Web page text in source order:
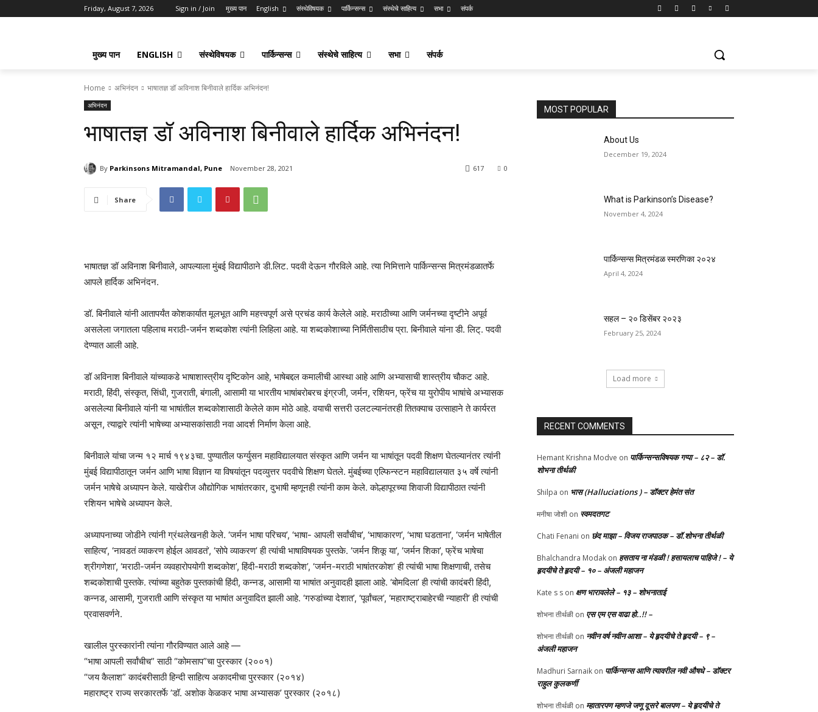
Friday, August 7, 2026 Sign in / Join मुख्य पान English संस्थेविषयक पार्किन्सन्स संस्थेचे साहित्य सभा संपर्क
मुख्य पान ENGLISH संस्थेविषयक पार्किन्सन्स संस्थेचे साहित्य सभा संपर्क
Home अभिनंदन भाषातज्ञ डॉ अविनाश बिनीवाले हार्दिक अभिनंदन!
अभिनंदन
भाषातज्ञ डॉ अविनाश बिनीवाले हार्दिक अभिनंदन!
By Parkinsons Mitramandal, Pune November 28, 2021 0
617
Share
भाषातज्ञ डॉ अविनाश बिनीवाले, आपल्याला मुंबई विद्यापीठाने डी.लिट. पदवी देऊन गौरविले आहे. त्या निमित्ताने पार्किन्सन्स मित्रमंडळातर्फे
आपले हार्दिक अभिनंदन.
डॉ. बिनीवाले यांनी आतापर्यंत कोशकार्यात मूलभूत आणि महत्त्वपूर्ण असे प्रचंड कार्य केलेले आहे. मराठीच्या आणि जर्मनच्या दृष्टीने अपूर्व
असलेला जगातला पहिलाच मराठी-जर्मन शब्दकोश त्यांनी लिहिला आहे. या शब्दकोशाच्या निर्मितीसाठीच प्रा. बिनीवाले यांना डी. लिट्. पदवी
देण्यात आली आहे.
डॉ अविनाश बिनीवाले यांच्याकडे भाषाशास्त्रीय दृष्टिकोन आहे, भाषेबद्दल कमालीची आस्था आहे आणि अभ्यासाची शास्त्रीय चौकट आहे.
मराठी, हिंदी, संस्कृत, सिंधी, गुजराती, बंगाली, आसामी या भारतीय भाषांबरोबरच इंग्रजी, जर्मन, रशियन, फ्रेंच या युरोपीय भाषांचे अभ्यासक
असलेल्या बिनीवाले यांनी या भाषांतील शब्दकोशासाठी केलेले काम मोठे आहे. वयाची सत्तरी उलटल्यानंतरही तितक्याच उत्साहाने ते कार्यरत
असून, त्याद्वारे त्यांनी भाषेच्या अभ्यासकांसाठी नवा आदर्श निर्माण केला आहे.
बिनीवाले यांचा जन्म १२ मार्च १९४३चा. पुण्यातील फर्ग्युसन महाविद्यालयात संस्कृत आणि जर्मन या भाषांतून पदवी शिक्षण घेतल्यानंतर त्यांनी
मुंबई विद्यापीठातून जर्मन आणि भाषा विज्ञान या विषयांतून पदव्युत्तर पदवीचे शिक्षण घेतले. मुंबईच्या एल्फिन्स्टन महाविद्यालयात ३५ वर्षे त्यांनी
जर्मन भाषेचे अध्यापन केले. याखेरीज औद्योगिक भाषांतरकार, दुभाषी म्हणूनही त्यांनी काम केले. कोल्हापूरच्या शिवाजी विद्यापीठात त्यांनी
रशियन भाषेचे अध्यापन केले.
अध्यापनाच्या जोडीने त्यांनी ग्रंथलेखनही केले. ‘जर्मन भाषा परिचय’, ‘भाषा- आपली सर्वांचीच’, ‘भाषाकारण’, ‘भाषा घडताना’, ‘जर्मन भाषेतील
साहित्य’, ‘नावडतं व्याकरण होईल आवडतं’, ‘सोपे व्याकरण’ ही त्यांची भाषाविषयक पुस्तके. ‘जर्मन शिकू या’, ‘जर्मन शिका’, फ्रेंच भाषेचा
श्रीगणेशा’, ‘मराठी-जर्मन व्यवहारोपयोगी शब्दकोश’, हिंदी-मराठी शब्दकोश’, ‘जर्मन-मराठी भाषांतरकोश’ ही त्यांची भाषा शिक्षणाची, तसेच
शब्दकोशाची पुस्तके. त्यांच्या बहुतेक पुस्तकांची हिंदी, कन्नड, आसामी या भाषांत अनुवादही झाला आहे. ‘बोमदिला’ ही त्यांची कादंबरी हिंदी,
कन्नड, आसामी, गुजराती आणि संस्कृत या भाषांत अनुवादित झाली आहे. ‘गरुडांच्या देशात’, ‘पूर्वांचल’, ‘महाराष्ट्राबाहेरची न्याहारी’ ही त्यांची
प्रवासवर्णने.
खालील पुरस्कारांनी त्यांना गौरविण्यात आले आहे —
“भाषा आपली सर्वांचीच” साठी “कोमसाप”चा पुरस्कार (२००१)
“जय कैलाश” कादंबरीसाठी हिन्दी साहित्य अकादमीचा पुरस्कार (२०१४)
महाराष्ट्र राज्य सरकारतर्फे ’डॉ. अशोक केळकर भाषा अभ्यासक’ पुरस्कार (२०१८)
MOST POPULAR
About Us
December 19, 2024
What is Parkinson’s Disease?
November 4, 2024
पार्किन्सन्स मित्रमंडळ स्मरणिका २०२४
April 4, 2024
सहल – २० डिसेंबर २०२३
February 25, 2024
Load more
RECENT COMMENTS
Hemant Krishna Modve on पार्किन्सन्सविषयक गप्पा – ८२ – डॉ.
शोभना तीर्थळी
Shilpa on भास (Halluciations ) – डॉक्टर हेमंत संत
मनीषा जोशी on स्वमदतगट
Chati Fenani on छंद माझा – विजय राजपाठक – डॉ.शोभना तीर्थळी
Bhalchandra Modak on हसताय ना मंडळी‌ ! हसायलाच पाहिजे ! – ये
हृदयीचे ते हृदयी – १० – अंजली महाजन
Kate s s on क्षण भारावलेले – १३ – शोभनाताई
शोभना तीर्थळी on एस एम एस वाढा हो..!! –
शोभना तीर्थळी on नवीन वर्ष नवीन आशा – ये हृदयीचे ते हृदयी – ९ –
अंजली महाजन
Madhuri Sarnaik on पार्किन्सन्स आणि त्यावरील नवी औषधे – डॉक्टर
राहुल कुलकर्णी
शोभना तीर्थळी on म्हातारपण म्हणजे जणू दूसरे बालपण – ये हृदयीचे ते